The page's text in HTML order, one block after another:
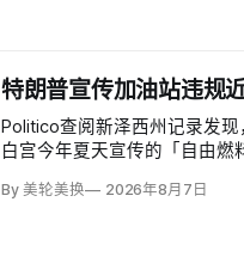
特朗普宣传加油站违规
Politico查阅新泽西州记录发
白宫今年夏天宣传的「自由燃
营者在受到总统背书前已因安
By 美轮美换 2026年8月7日